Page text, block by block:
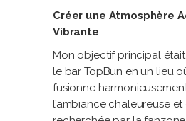
Créer une Atmosphère
Vibrante
Mon objectif principal
le bar TopBun en un lieu
fusionne
l’ambiance chaleureuse